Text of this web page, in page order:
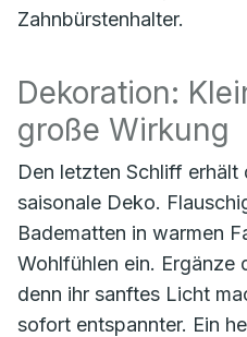
Zahnbürstenhalter.
Dekoration:
große Wirkung
Den letzten Schliff
saisonale Deko.
Badematten in warmen
Wohlfühlen ein. Ergänze
denn ihr sanftes Licht
sofort entspannter. Ein